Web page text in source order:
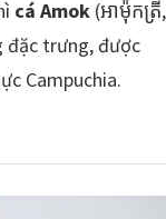
cá Amok (អាម៉ុកត្រី,
đặc trưng, được
Campuchia.